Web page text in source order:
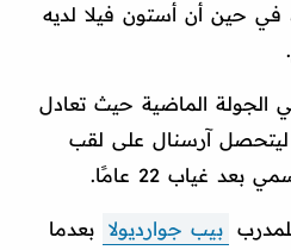
برصيد 78 نقطة، في حين أن أستون فيلا لديه
الماضية حيث تعادل
ليتحصل آرسنال على لقب
غياب 22 عامًا.
بيب جوارديولا بعدما